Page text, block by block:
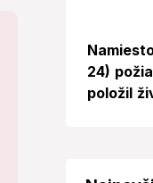
24)
položil